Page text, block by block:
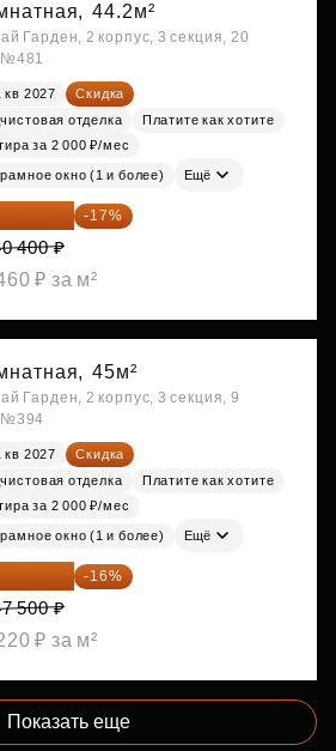
44.2м²
Гарден, 2 корпус, 3 секция, 20
№481
кв 2027
Скидка
отделка
Платите как хотите
за 2 000 ₽/мес
окно (1 и более) Ещё
532 ₽ -17%
400 ₽
₽ за м²
45м²
Гарден, 2 корпус, 3 секция, 9
№394
кв 2027
Скидка
отделка
Платите как хотите
за 2 000 ₽/мес
окно (1 и более) Ещё
900 ₽ -16%
500 ₽
₽ за м²
Показать еще